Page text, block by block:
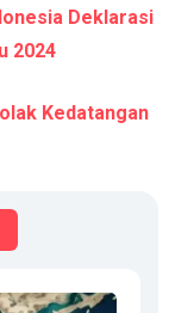
Deklarasi
2024
Kedatangan